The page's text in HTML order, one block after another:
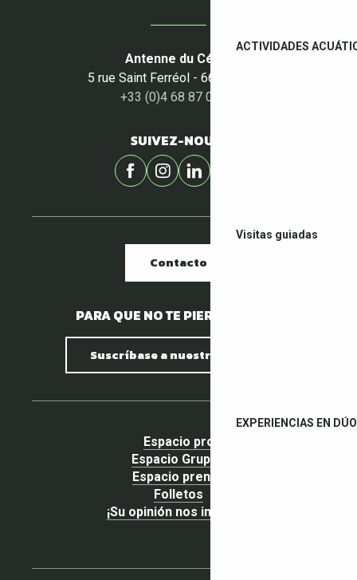
ACTIVIDADES
Visitas guiadas
EXPERIENCIAS EN DÚO
Antenne du Céret
5 rue Saint Ferréol - 66400 Céret
+33 (0)4 68 87 00 53
SUIVEZ-NOUS !
Contacto
PARA QUE NO TE PIERDAS NADA.
Suscríbase a nuestro boletín
Espacio pro
Espacio Grupos
Espacio prensa
Folletos
¡Su opinión nos importa!